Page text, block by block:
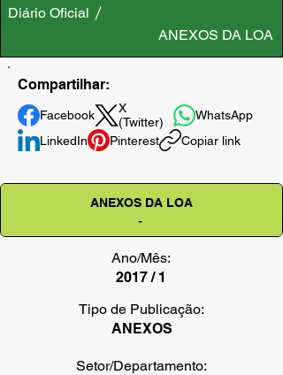
Diário Oficial
ANEXOS DA LOA
Compartilhar:
Facebook
X
(Twitter)
WhatsApp
LinkedIn
Pinterest Copiar link
ANEXOS DA LOA
-
Ano/Mês:
2017 / 1
Tipo de Publicação:
ANEXOS
Setor/Departamento: